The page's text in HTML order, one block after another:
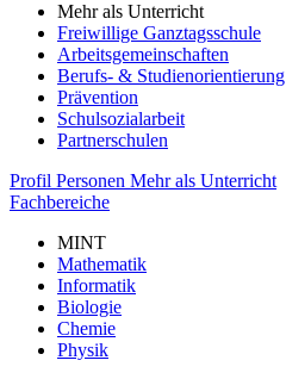
Mehr als Unterricht
Freiwillige Ganztagsschule
Arbeitsgemeinschaften
Berufs- & Studienorientierung
Prävention
Schulsozialarbeit
Partnerschulen
Profil Personen Mehr als Unterricht
Fachbereiche
MINT
Mathematik
Informatik
Biologie
Chemie
Physik